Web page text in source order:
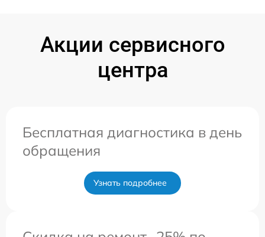
Акции сервисного
центра
Бесплатная диагностика в день
обращения
Узнать подробнее